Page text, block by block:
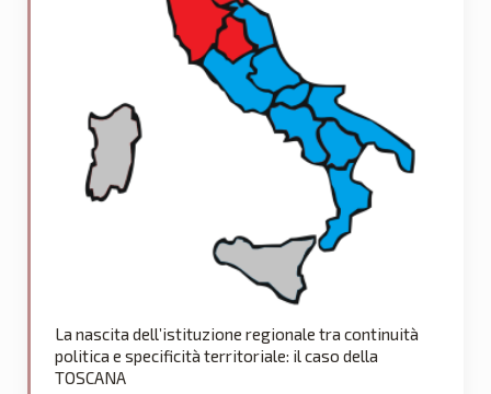
La nascita dell’istituzione regionale tra continuità
politica e specificità territoriale: il caso della
TOSCANA